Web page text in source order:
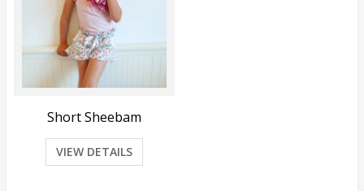
Short Sheebam
VIEW DETAILS